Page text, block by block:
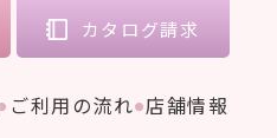
ご利用の流れ 店舗情報
カタログ請求